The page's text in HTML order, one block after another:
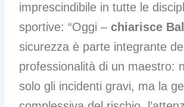
imprescindibile in tutte le
sportive: “Oggi –chiarisce
sicurezza è parte integrante
professionalità di un maestro:
solo gli incidenti gravi, ma la